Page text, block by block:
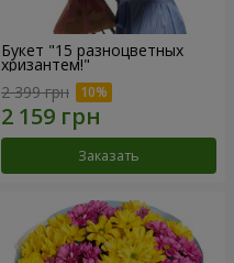
Букет "15 разноцветных
хризантем!"
2 399 грн
Заказать